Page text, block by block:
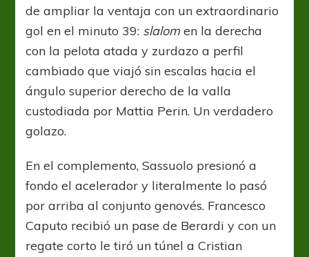
de ampliar la ventaja con un extraordinario
gol en el minuto 39: slalom en la derecha
con la pelota atada y zurdazo a perfil
cambiado que viajó sin escalas hacia el
ángulo superior derecho de la valla
custodiada por Mattia Perin. Un verdadero
golazo.
En el complemento, Sassuolo presionó a
fondo el acelerador y literalmente lo pasó
por arriba al conjunto genovés. Francesco
Caputo recibió un pase de Berardi y con un
regate corto le tiró un túnel a Cristian